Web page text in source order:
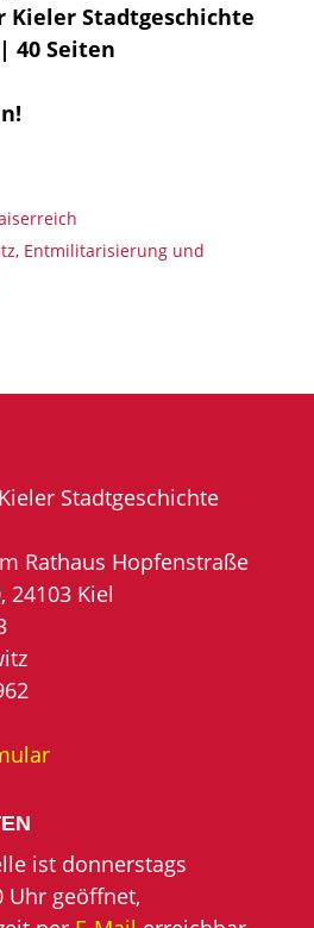
Kieler Stadtgeschichte
40 Seiten
Entmilitarisierung und
Stadtgeschichte
Rathaus Hopfenstraße
24103 Kiel
ist donnerstags
Uhr geöffnet,